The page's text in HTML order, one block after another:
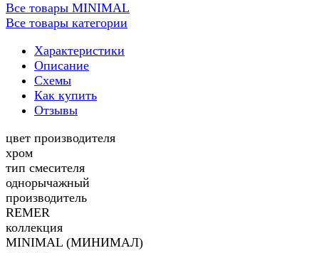
Все товары MINIMAL
Все товары категории
Характеристики
Описание
Схемы
Как купить
Отзывы
цвет производителя
хром
тип смесителя
однорычажный
производитель
REMER
коллекция
MINIMAL (МИНИМАЛ)